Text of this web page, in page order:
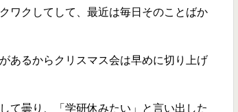
ワクしてして、最近は毎日そのことばか
あるからクリスマス会は早めに切り上げ
て曇り、「学研休みたい」と言い出した